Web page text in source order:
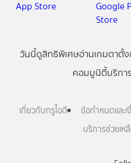
วันนี้ดูสิทธิพิเศษอ่านเกมตาตั้ง
คอมมูนิตี้บริกา
เกี่ยวกับทรูไอดี ข้อกำหนดและเ
บริการช่วยเห